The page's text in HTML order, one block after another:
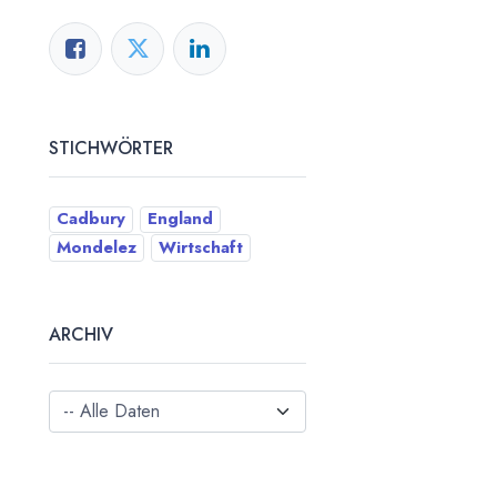
STICHWÖRTER
Cadbury
England
Mondelez
Wirtschaft
ARCHIV